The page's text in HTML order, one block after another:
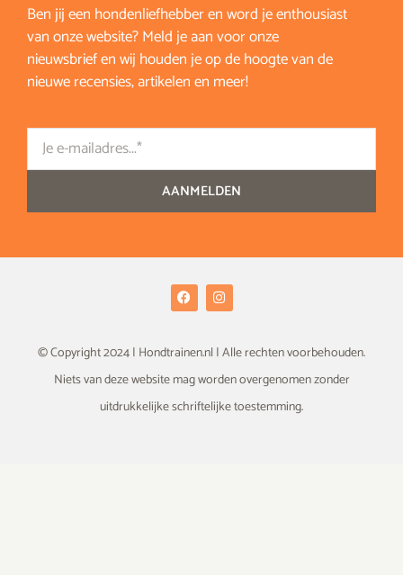
Ben jij een hondenliefhebber en word je enthousiast
van onze website? Meld je aan voor onze
nieuwsbrief en wij houden je op de hoogte van de
nieuwe recensies, artikelen en meer!
Email
AANMELDEN
F
a
c
o
k
I
n
s
a
g
a
m
© Copyright 2024 | Hondtrainen.nl | Alle rechten voorbehouden.
Niets van deze website mag worden overgenomen zonder
uitdrukkelijke schriftelijke toestemming.